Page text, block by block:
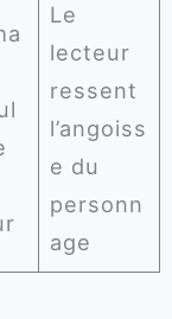
Le
lecteur
ressent
l’angoiss
e du
personn
age